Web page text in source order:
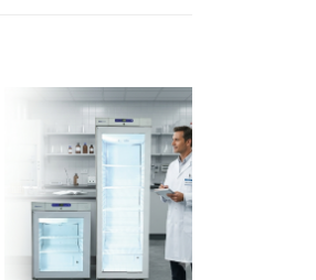
Ajouter
à la liste
d’envies